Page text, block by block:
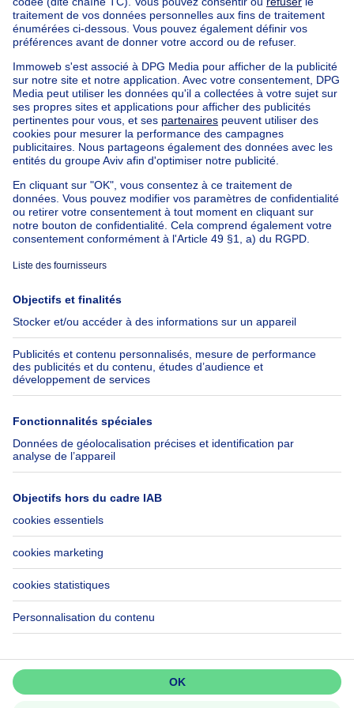
Immeuble à appartements à vendre
Maison Bel-étage à vendre
Bien exceptionnel à vendre
Ferme à vendre
Bungalow à vendre
Chalet à vendre
Château à vendre
Maison de campagne à vendre
Immeuble mixte à vendre
Autres biens à vendre
Manoir à vendre
Nos maisons hors de la Belgique
Maison à vendre France
Maison à vendre Espagne
Maison à vendre Italie
Maison à vendre Luxembourg
Maison à vendre Pays-bas
À propos
Immoweb
Presse
Emplois
Groupe Axel Springer
SeLoger.com
Immowelt.de
Outils
Belfius
Assurances
Check-list déménagement
Aide
FAQ
Accessibilité
Contactez-nous
Suivez-nous
LinkedIn
Immoweb SA © 2026 - Tous droits réservés
Conditions d'utilisation Gestion des cookies
Vie privée
Règles de fonctionnement et de classement
3044 -